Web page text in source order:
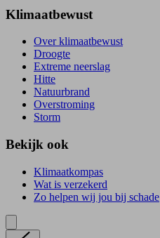
Klimaatbewust
Over klimaatbewust
Droogte
Extreme neerslag
Hitte
Natuurbrand
Overstroming
Storm
Bekijk ook
Klimaatkompas
Wat is verzekerd
Zo helpen wij jou bij schade